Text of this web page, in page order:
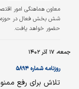
معاون هماهنگی امور
شش بخش فعال در
حضور خواهد یافت.
جمعه، ۱۷ آذر ۱۴۰۲
روزنامه شماره ۵۸۹۴
تلاش برای رفع